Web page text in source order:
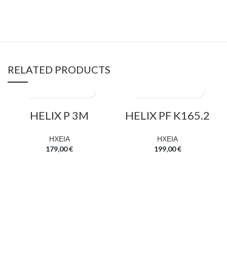
RELATED PRODUCTS
HELIX P 3M
ΗΧΕΙΑ
179,00€
HELIX PF K165.2
ΗΧΕΙΑ
199,00€